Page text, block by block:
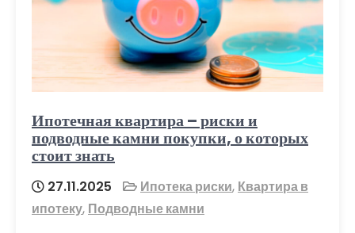
Ипотечная квартира – риски и
подводные камни покупки, о которых
стоит знать
27.11.2025 Ипотека риски, Квартира в
ипотеку, Подводные камни